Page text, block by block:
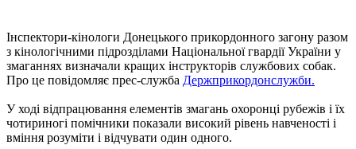
Інспектори-кінологи Донецького прикордонного загону разом
з кінологічними підрозділами Національної гвардії України у
змаганнях визначали кращих інструкторів службових собак.
Про це повідомляє прес-служба Держприкордонслужби.
У ході відпрацювання елементів змагань охоронці рубежів і їх
чотириногі помічники показали високий рівень навченості і
вміння розуміти і відчувати один одного.